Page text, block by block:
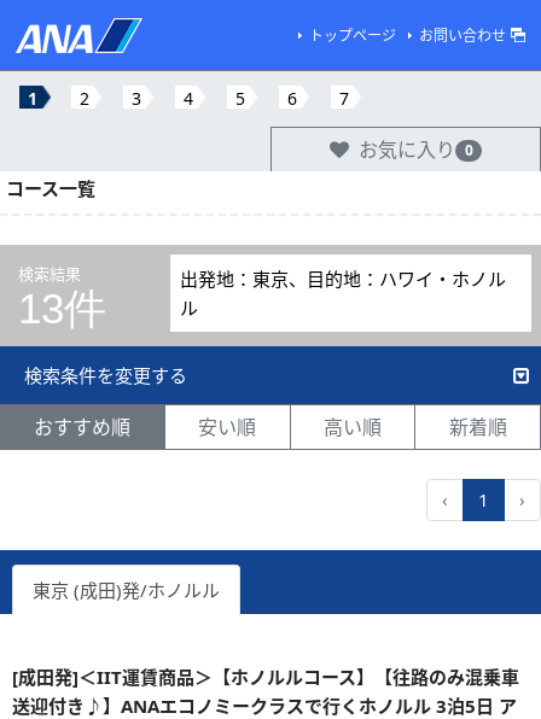
トップページ お問い合わせ
1 2 3 4 5 6 7
お気に入り 0
コース一覧
検索結果
13件
出発地：東京、目的地：ハワイ・ホノル
ル
検索条件を変更する
おすすめ順 安い順 高い順 新着順
‹ 1 ›
東京 (成田)発/ホノルル
[成田発]＜IIT運賃商品＞【ホノルルコース】【往路のみ混乗車
送迎付き♪】ANAエコノミークラスで行くホノルル 3泊5日 ア